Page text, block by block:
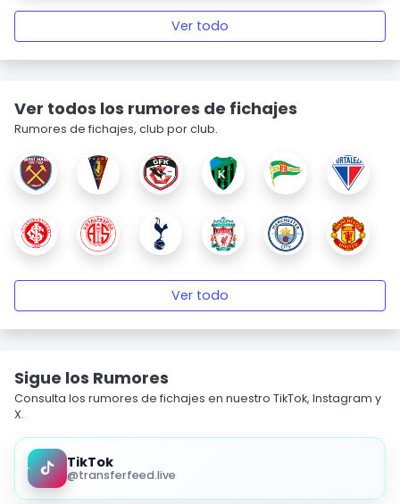
Ver todo
Ver todos los rumores de fichajes
Rumores de fichajes, club por club.
Ver todo
Sigue los Rumores
Consulta los rumores de fichajes en nuestro TikTok, Instagram y
X.
TikTok
@transferfeed.live